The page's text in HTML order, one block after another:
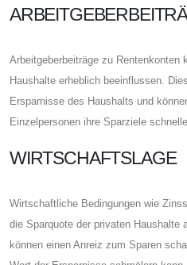
Arbeitgeberbeiträge zu Rentenkonten
Haushalte erheblich beeinflussen.
Ersparnisse des Haushalts und
Einzelpersonen ihre Sparziele
WIRTSCHAFTSLAGE
Wirtschaftliche Bedingungen wie
die Sparquote der privaten Haushalte
können einen Anreiz zum Sparen